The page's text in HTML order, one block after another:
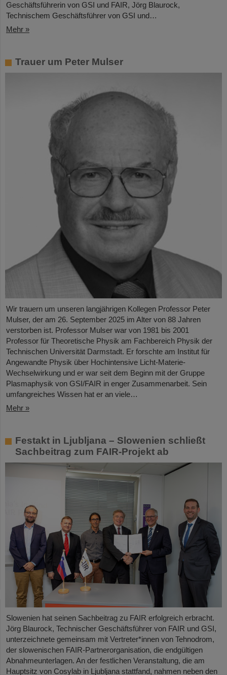
Geschäftsführerin von GSI und FAIR, Jörg Blaurock,
Technischem Geschäftsführer von GSI und…
Mehr »
Trauer um Peter Mulser
Wir trauern um unseren langjährigen Kollegen Professor Peter
Mulser, der am 26. September 2025 im Alter von 88 Jahren
verstorben ist. Professor Mulser war von 1981 bis 2001
Professor für Theoretische Physik am Fachbereich Physik der
Technischen Universität Darmstadt. Er forschte am Institut für
Angewandte Physik über Hochintensive Licht-Materie-
Wechselwirkung und er war seit dem Beginn mit der Gruppe
Plasmaphysik von GSI/FAIR in enger Zusammenarbeit. Sein
umfangreiches Wissen hat er an viele…
Mehr »
Festakt in Ljubljana – Slowenien schließt
Sachbeitrag zum FAIR-Projekt ab
Slowenien hat seinen Sachbeitrag zu FAIR erfolgreich erbracht.
Jörg Blaurock, Technischer Geschäftsführer von FAIR und GSI,
unterzeichnete gemeinsam mit Vertreter*innen von Tehnodrom,
der slowenischen FAIR-Partnerorganisation, die endgültigen
Abnahmeunterlagen. An der festlichen Veranstaltung, die am
Hauptsitz von Cosylab in Ljubljana stattfand, nahmen neben den